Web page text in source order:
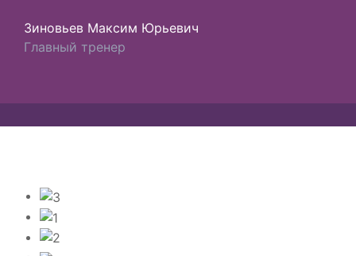
Зиновьев Максим Юрьевич
Главный тренер